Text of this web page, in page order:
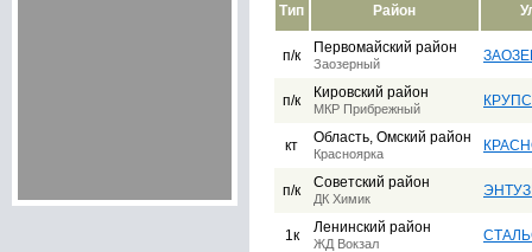
Тип Район
п/к Первомайский район
Заозерный
п/к Кировский район
МКР Прибрежный
кт Область, Омский район
Красноярка
п/к Советский район
ДК Химик
1к Ленинский район
ЖД Вокзал